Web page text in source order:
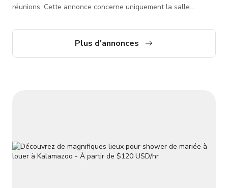
réunions. Cette annonce concerne uniquement la salle
Plus d'annonces